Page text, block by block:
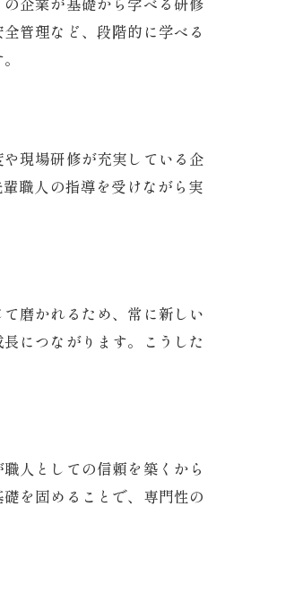
管理など、段階的に学べる
現場研修が充実している企
職人の指導を受けながら実
磨かれるため、常に新しい
につながります。こうした
人としての信頼を築くから
を固めることで、専門性の